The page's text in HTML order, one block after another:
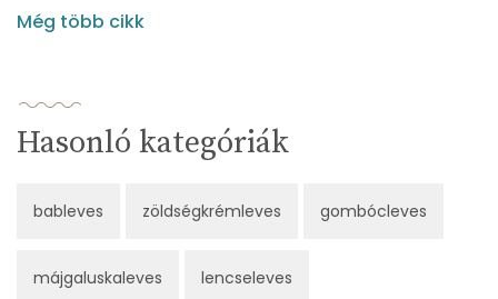
Még több cikk
Hasonló kategóriák
bableves zöldségkrémleves gombócleves
májgaluskaleves lencseleves